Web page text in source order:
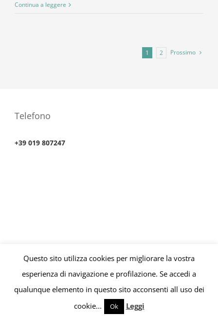
Continua a leggere
1 2 Prossimo
Telefono
+39 019 807247
© Copyright 2010 -2026 | Consultorio Finanziario P.iva
01676110099 | All Rights Reserved | Powered bySISI Software
Facebook
Questo sito utilizza cookies per migliorare la vostra
esperienza di navigazione e profilazione. Se accedi a
qualunque elemento in questo sito acconsenti all uso dei
cookie...
Ok Leggi